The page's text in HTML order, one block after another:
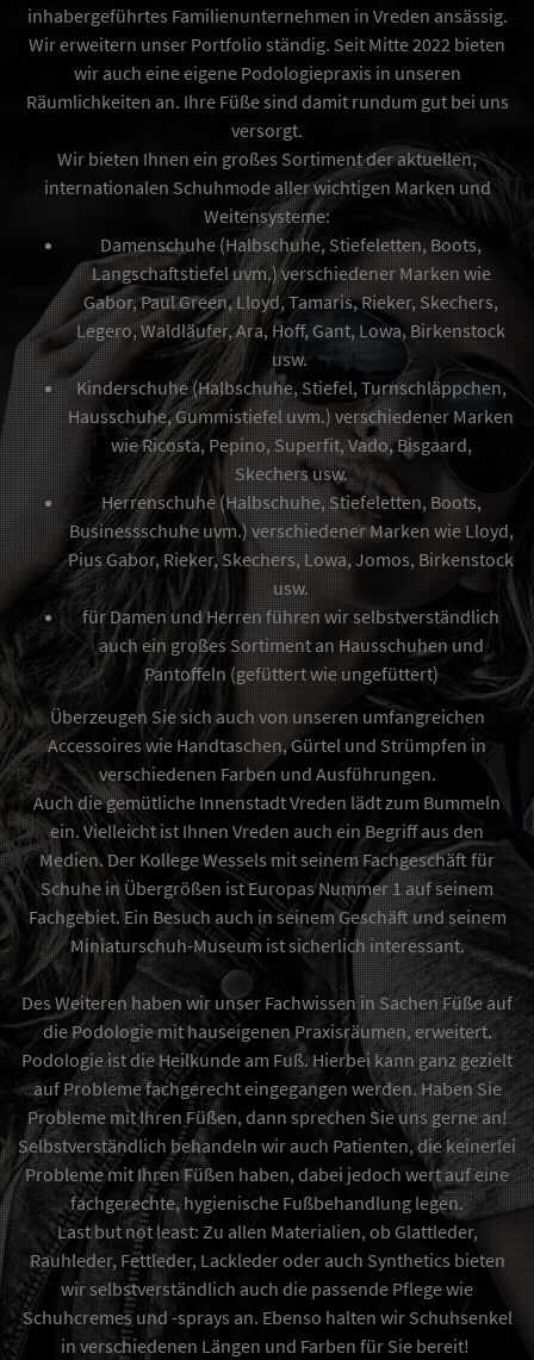
inhabergeführtes Familienunternehmen in Vreden ansässig.
Wir erweitern unser Portfolio ständig. Seit Mitte 2022 bieten
wir auch eine eigene Podologiepraxis in unseren
Räumlichkeiten an. Ihre Füße sind damit rundum gut bei uns
versorgt.
Wir bieten Ihnen ein großes Sortiment der aktuellen,
internationalen Schuhmode aller wichtigen Marken und
Weitensysteme:
Damenschuhe (Halbschuhe, Stiefeletten, Boots,
Langschaftstiefel uvm.) verschiedener Marken wie
Gabor, Paul Green, Lloyd, Tamaris, Rieker, Skechers,
Legero, Waldläufer, Ara, Hoff, Gant, Lowa, Birkenstock
usw.
Kinderschuhe (Halbschuhe, Stiefel, Turnschläppchen,
Hausschuhe, Gummistiefel uvm.) verschiedener Marken
wie Ricosta, Pepino, Superfit, Vado, Bisgaard,
Skechers usw.
Herrenschuhe (Halbschuhe, Stiefeletten, Boots,
Businessschuhe uvm.) verschiedener Marken wie Lloyd,
Pius Gabor, Rieker, Skechers, Lowa, Jomos, Birkenstock
usw.
für Damen und Herren führen wir selbstverständlich
auch ein großes Sortiment an Hausschuhen und
Pantoffeln (gefüttert wie ungefüttert)
Überzeugen Sie sich auch von unseren umfangreichen
Accessoires wie Handtaschen, Gürtel und Strümpfen in
verschiedenen Farben und Ausführungen.
Auch die gemütliche Innenstadt Vreden lädt zum Bummeln
ein. Vielleicht ist Ihnen Vreden auch ein Begriff aus den
Medien. Der KollegeWessels mit seinem Fachgeschäft für
Schuhe in Übergrößen ist Europas Nummer 1 auf seinem
Fachgebiet. Ein Besuch auch in seinem Geschäft und seinem
Miniaturschuh-Museum ist sicherlich interessant.
Des Weiteren haben wir unser Fachwissen in Sachen Füße auf
die Podologie mit hauseigenen Praxisräumen, erweitert.
Podologie ist die Heilkunde am Fuß. Hierbei kann ganz gezielt
auf Probleme fachgerecht eingegangen werden. Haben Sie
Probleme mit Ihren Füßen, dann sprechen Sie uns gerne an!
Selbstverständlich behandeln wir auch Patienten, die keinerlei
Probleme mit Ihren Füßen haben, dabei jedoch wert auf eine
fachgerechte, hygienische Fußbehandlung legen.
Last but not least: Zu allen Materialien, ob Glattleder,
Rauhleder, Fettleder, Lackleder oder auch Synthetics bieten
wir selbstverständlich auch die passende Pflege wie
Schuhcremes und -sprays an. Ebenso halten wir Schuhsenkel
in verschiedenen Längen und Farben für Sie bereit!